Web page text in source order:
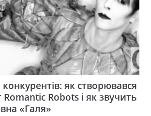
як створювався
Romantic Robots і як звучить
«Галя»